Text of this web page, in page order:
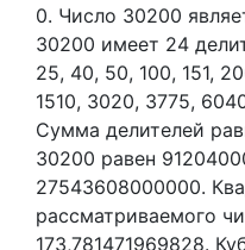
0. Число 30200
30200 имеет 24
25, 40, 50, 100, 151,
1510, 3020, 3775,
Сумма делителей
30200 равен
27543608000000.
рассматриваемого
173,781471969828.